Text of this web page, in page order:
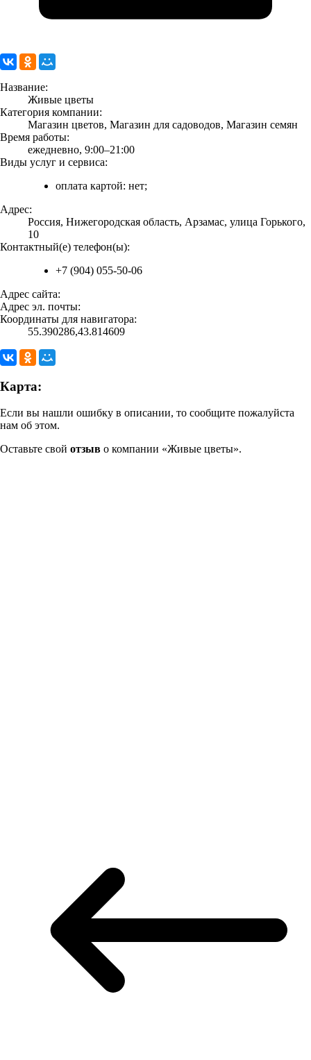
Название:
Живые цветы
Категория компании:
Магазин цветов, Магазин для садоводов, Магазин семян
Время работы:
ежедневно, 9:00–21:00
Виды услуг и сервиса:
оплата картой: нет;
Адрес:
Россия, Нижегородская область, Арзамас, улица Горького,
10
Контактный(е) телефон(ы):
+7 (904) 055-50-06
Адрес сайта:
Адрес эл. почты:
Координаты для навигатора:
55.390286,43.814609
Карта:
Если вы нашли ошибку в описании, то сообщите пожалуйста
нам об этом.
Оставьте свой отзыв о компании «Живые цветы».